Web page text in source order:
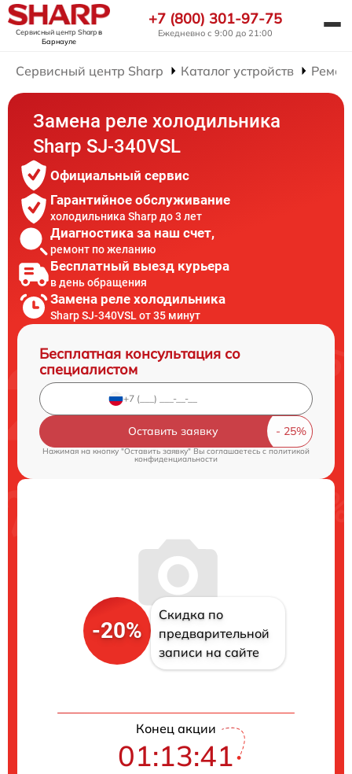
Сервисный центр Sharpв
Барнауле
+7 (800) 301-97-75
Ежедневно с 9:00 до 21:00
Сервисный центр Sharp Каталог устройств
Замена реле холодильника
Sharp SJ-340VSL
Официальный сервис
Гарантийное обслуживание
холодильника Sharp до 3 лет
Диагностика за наш счет,
ремонт по желанию
Бесплатный выезд курьера
в день обращения
Замена реле холодильника
Sharp SJ-340VSL от 35 минут
Бесплатная консультация со
специалистом
Оставить заявку
Нажимая на кнопку "Оставить заявку" Вы соглашаетесь cполитикой
конфиденциальности
-20%
Скидка по
предварительной
записи на сайте
Конец акции
01:13:41